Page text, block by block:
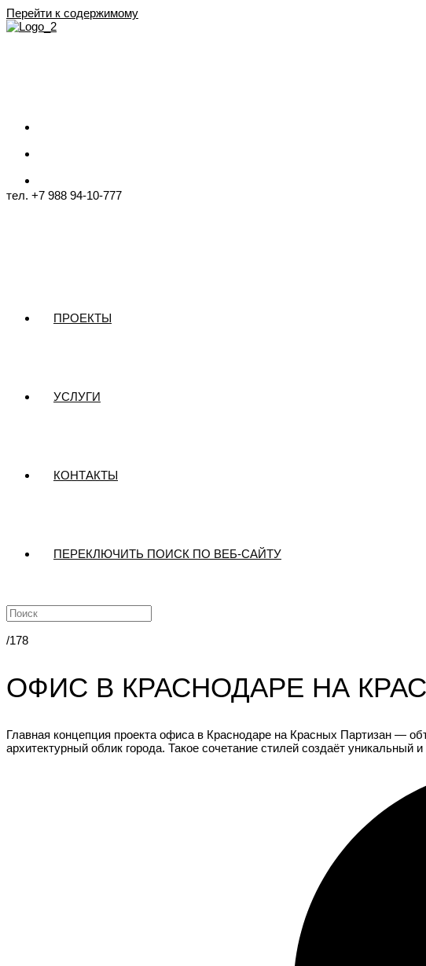
Перейти к содержимому
тел. +7 988 94-10-777
ПРОЕКТЫ
УСЛУГИ
КОНТАКТЫ
ПЕРЕКЛЮЧИТЬ ПОИСК ПО ВЕБ-САЙТУ
/178
ОФИС В КРАСНОДАРЕ НА
Главная концепция проекта офиса в Краснодаре на Красных Партизан —
архитектурный облик города. Такое сочетание стилей создаёт